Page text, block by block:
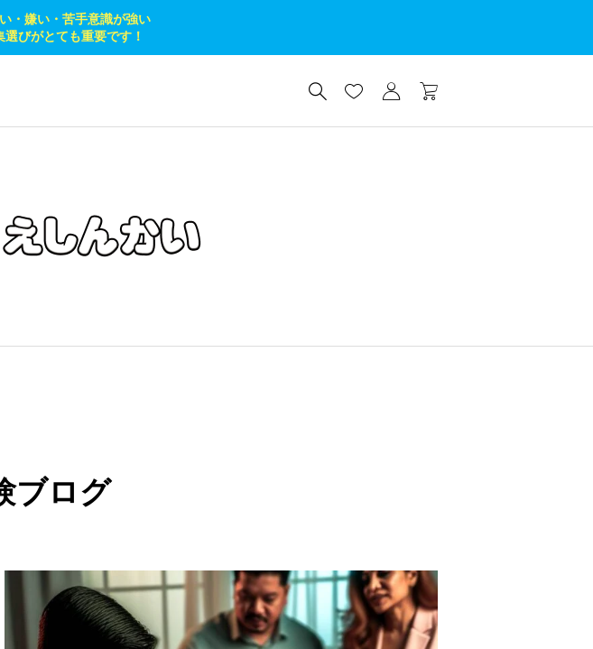
・嫌い・苦手意識が強い
びがとても重要です！
ブログ